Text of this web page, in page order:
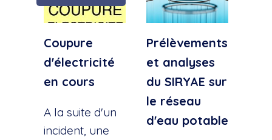
Coupure
d'électricité
en cours
A la suite d'un
incident, une
Prélèvements
et analyses
du SIRYAE sur
le réseau
d'eau potable